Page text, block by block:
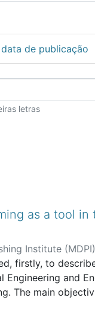
de publicação
Artigos
letras
as a tool
Institute (MDPI)
Research
firstly, to
Engineering and
The main
the
this computational